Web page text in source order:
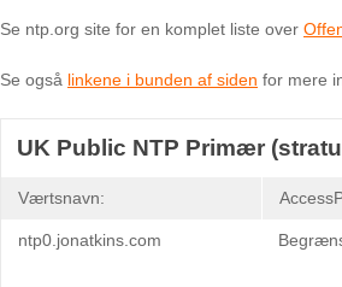
Se ntp.org site for en komplet liste over
Se også linkene i bunden af ​​siden for mere
UK Public NTP Primær
Værtsnavn:
ntp0.jonatkins.com